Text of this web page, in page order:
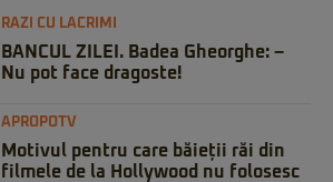
RAZI CU LACRIMI
BANCUL ZILEI. Badea Gheorghe: –
Nu pot face dragoste!
APROPOTV
Motivul pentru care băieții răi din
filmele de la Hollywood nu folosesc